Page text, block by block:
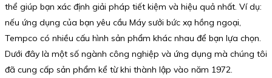
thể giúp bạn xác định giải pháp tiết kiệm và hiệu quả nhất. Ví dụ:
nếu ứng dụng của bạn yêu cầu Máy sưởi bức xạ hồng ngoại,
Tempco có nhiều cấu hình sản phẩm khác nhau để bạn lựa chọn.
Dưới đây là một số ngành công nghiệp và ứng dụng mà chúng tôi
đã cung cấp sản phẩm kể từ khi thành lập vào năm 1972.